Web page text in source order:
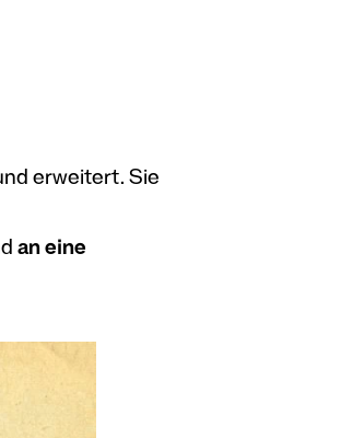
erweitert. Sie
an eine